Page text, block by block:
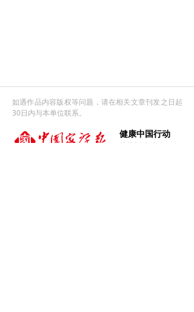
如遇作品内容版权等问题，请在相关文章刊发之日起
30日内与本单位联系。
健康中国行动